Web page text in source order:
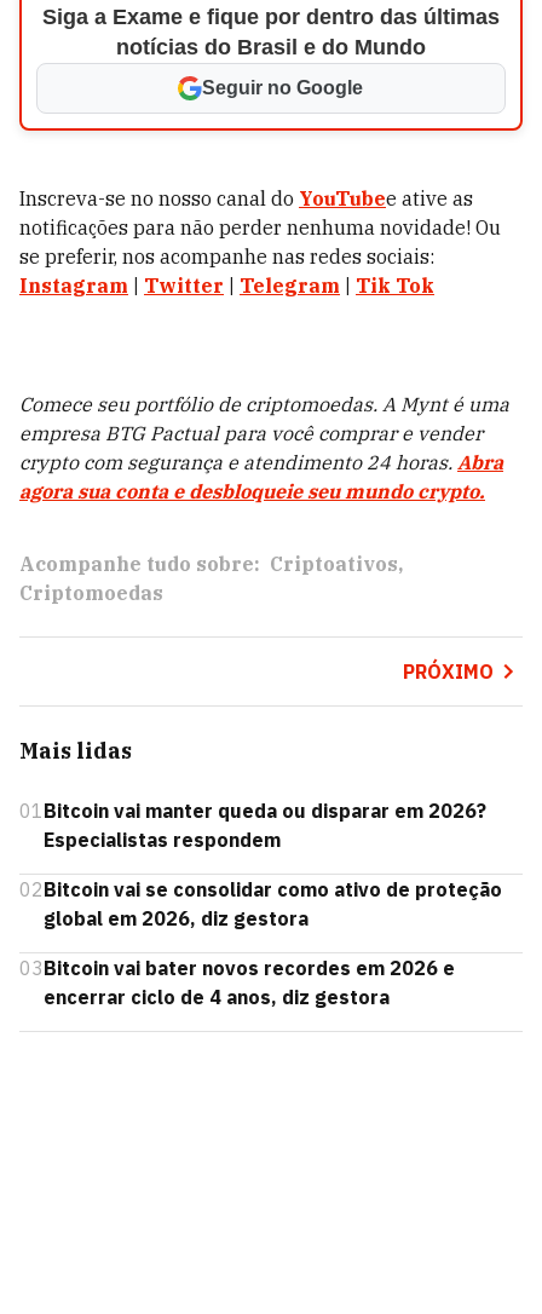
Siga a Exame e fique por dentro das últimas
notícias do Brasil e do Mundo
Seguir no Google
Inscreva-se no nosso canal do YouTubee ative as
notificações para não perder nenhuma novidade! Ou
se preferir, nos acompanhe nas redes sociais:
Instagram
Twitter Telegram Tik Tok
Comece seu portfólio de criptomoedas. A Mynt é uma
empresa BTG Pactual para você comprar e vender
crypto com segurança e atendimento 24 horas. Abra
agora sua conta e desbloqueie seu mundo crypto.
Acompanhe tudo sobre: Criptoativos
Criptomoedas
PRÓXIMO
Mais lidas
01Bitcoin vai manter queda ou disparar em 2026?
Especialistas respondem
02Bitcoin vai se consolidar como ativo de proteção
global em 2026, diz gestora
03Bitcoin vai bater novos recordes em 2026 e
encerrar ciclo de 4 anos, diz gestora